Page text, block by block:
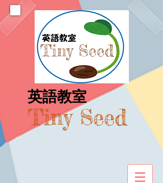
​英語教室
Tiny Seed